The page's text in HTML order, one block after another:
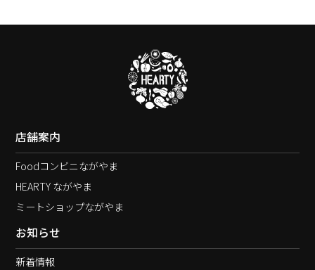
店舗案内
Foodコンビニながやま
HEARTY ながやま
ミートショップながやま
お知らせ
新着情報